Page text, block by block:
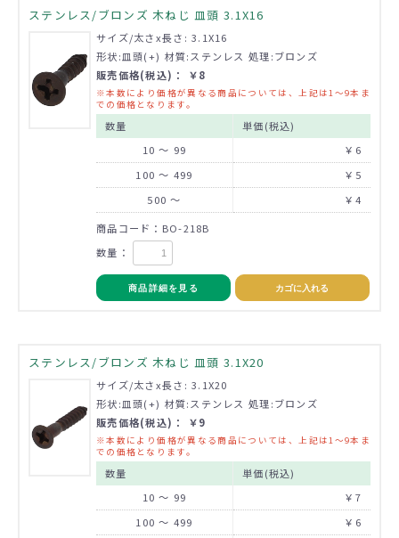
ステンレス/ブロンズ 木ねじ 皿頭 3.1X16
サイズ/太さx長さ: 3.1X16
形状:皿頭(+) 材質:ステンレス 処理:ブロンズ
販売価格(税込)： ￥8
※本数により価格が異なる商品については、上記は1～9本ま
での価格となります。
数量
単価(税込)
10 ～ 99
￥6
100 ～ 499
￥5
500 ～
￥4
商品コード：BO-218B
数量：
商品詳細を見る カゴに入れる
ステンレス/ブロンズ 木ねじ 皿頭 3.1X20
サイズ/太さx長さ: 3.1X20
形状:皿頭(+) 材質:ステンレス 処理:ブロンズ
販売価格(税込)： ￥9
※本数により価格が異なる商品については、上記は1～9本ま
での価格となります。
数量
単価(税込)
10 ～ 99
￥7
100 ～ 499
￥6